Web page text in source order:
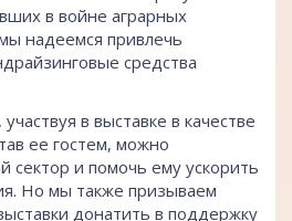
в войне аграрных
надеемся привлечь
средства
в выставке в качестве
ее гостем, можно
сектор и помочь ему ускорить
Но мы также призываем
донатить в поддержку